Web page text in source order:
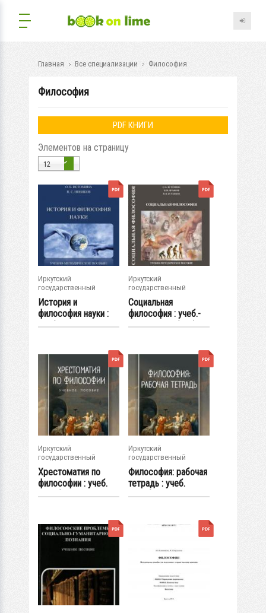
Главная Все специализации Философия
Философия
PDF КНИГИ
Элементов на страницу
12
Иркутский
государственный
университет
История и
философия науки :
учеб.-метод.
Иркутский
государственный
университет
Социальная
философия : учеб.-
метод. пособие (2-
Иркутский
государственный
университет
Хрестоматия по
философии : учеб.
пособие
Иркутский
государственный
университет
Философия: рабочая
тетрадь : учеб.
пособие